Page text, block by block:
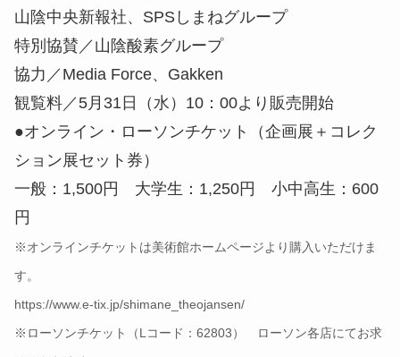
山陰中央新報社、SPSしまねグループ
特別協賛／山陰酸素グループ
協力／Media Force、Gakken
観覧料／ 5月31日（水）10：00より販売開始
●オンライン・ローソンチケット（企画展＋コレク
ション展セット券）
一般：1,500円 大学生：1,250円 小中高生：600
円
※オンラインチケットは美術館ホームページより購入いただけま
す。
https://www.e-tix.jp/shimane_theojansen/
※ローソンチケット（Lコード：62803） ローソン各店にてお求